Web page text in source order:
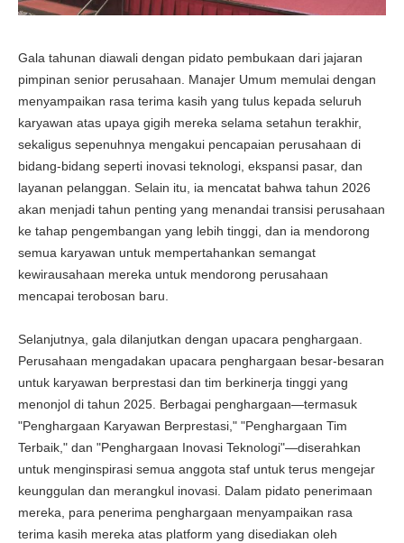
Gala tahunan diawali dengan pidato pembukaan dari jajaran
pimpinan senior perusahaan. Manajer Umum memulai dengan
menyampaikan rasa terima kasih yang tulus kepada seluruh
karyawan atas upaya gigih mereka selama setahun terakhir,
sekaligus sepenuhnya mengakui pencapaian perusahaan di
bidang-bidang seperti inovasi teknologi, ekspansi pasar, dan
layanan pelanggan. Selain itu, ia mencatat bahwa tahun 2026
akan menjadi tahun penting yang menandai transisi perusahaan
ke tahap pengembangan yang lebih tinggi, dan ia mendorong
semua karyawan untuk mempertahankan semangat
kewirausahaan mereka untuk mendorong perusahaan
mencapai terobosan baru.
Selanjutnya, gala dilanjutkan dengan upacara penghargaan.
Perusahaan mengadakan upacara penghargaan besar-besaran
untuk karyawan berprestasi dan tim berkinerja tinggi yang
menonjol di tahun 2025. Berbagai penghargaan—termasuk
"Penghargaan Karyawan Berprestasi," "Penghargaan Tim
Terbaik," dan "Penghargaan Inovasi Teknologi"—diserahkan
untuk menginspirasi semua anggota staf untuk terus mengejar
keunggulan dan merangkul inovasi. Dalam pidato penerimaan
mereka, para penerima penghargaan menyampaikan rasa
terima kasih mereka atas platform yang disediakan oleh